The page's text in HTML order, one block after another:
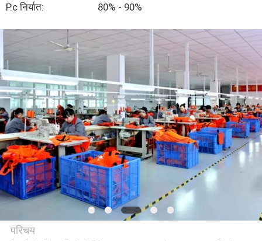
में
कारखाना
भ्रमण
गुणवत्ता
नियंत्रण
COMPANY
NEWS
साइटमैप
P.c निर्यात:
80% - 90%
परिचय